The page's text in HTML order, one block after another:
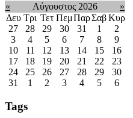
« Αύγουστος 2026
»
Δευ Τρι Τετ ΠεμΠαρΣαβΚυρ
27
28 29 30 31 1
2
3
4 5 6 7 8
9
10
11 12 13 14 15
16
17
18 19 20 21 22
23
24
25 26 27 28 29
30
31
1 2 3 4 5 6
Tags